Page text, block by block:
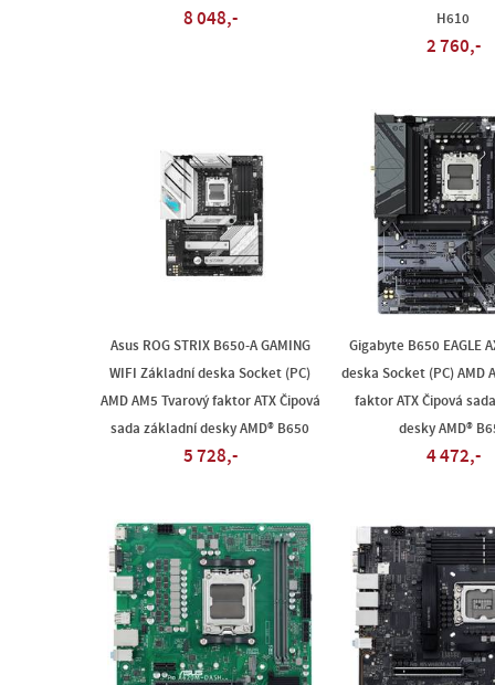
8 048,-
H610
2 760,-
Asus ROG STRIX B650-A GAMING
WIFI Základní deska Socket (PC)
AMD AM5 Tvarový faktor ATX Čipová
sada základní desky AMD® B650
5 728,-
Gigabyte B650 EAGLE
deska Socket (PC) AMD
faktor ATX Čipová
desky AMD®
4 472,-